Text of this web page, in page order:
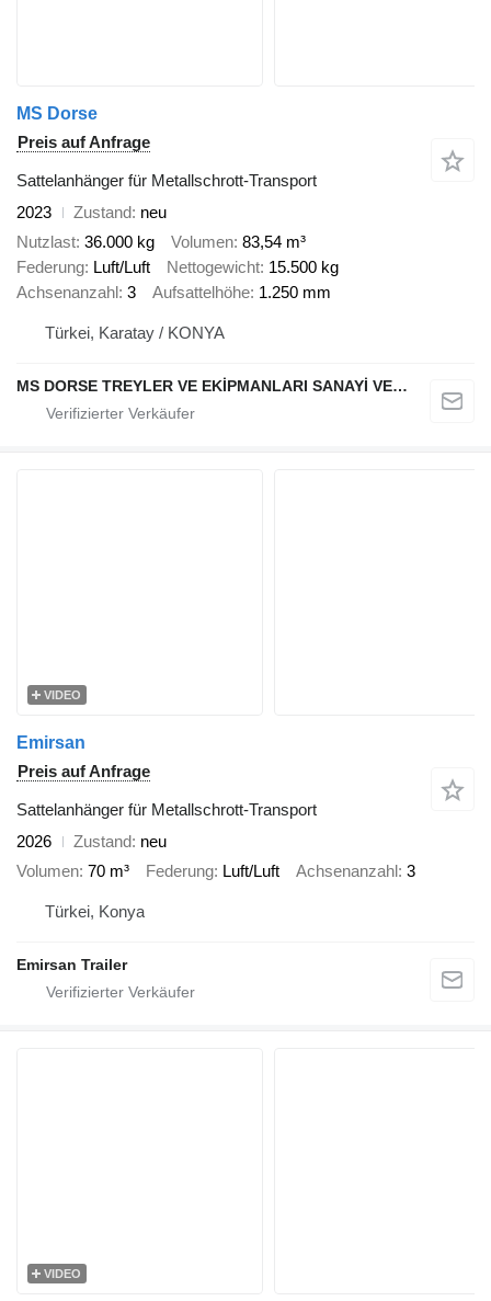
MS Dorse
Preis auf Anfrage
Sattelanhänger für Metallschrott-Transport
2023
Zustand neu
Nutzlast 36.000 kg Volumen 83,54 m³
Federung Luft/Luft Nettogewicht 15.500 kg
Achsenanzahl 3 Aufsattelhöhe 1.250 mm
Türkei, Karatay / KONYA
MS DORSE TREYLER VE EKİPMANLARI SANAYİ VE TİCARET LTD STİ
VIDEO
Emirsan
Preis auf Anfrage
Sattelanhänger für Metallschrott-Transport
2026
Zustand neu
Volumen 70 m³ Federung Luft/Luft Achsenanzahl 3
Türkei, Konya
Emirsan Trailer
VIDEO